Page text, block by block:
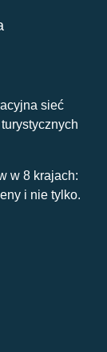
sieć
w 8 krajach:
i nie tylko.